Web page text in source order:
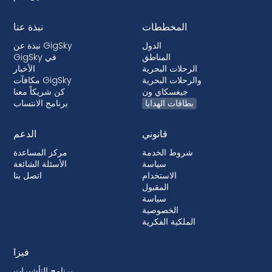
نبذة عنا
نبذة عن GigSky
GigSky في
الأخبار
مكافآت GigSky
كن شريكاً معنا
برنامج الانتساب
المخططات
الدول
المناطق
الرحلات البحرية
والرحلات البحرية
جيغسكاي ون
بطاقات الهدايا
الدعم
مركز المساعدة
الأسئلة الشائعة
اتصل بنا
قانوني
شروط الخدمة
سياسة
الاستخدام
المقبول
سياسة
الخصوصية
الملكية الفكرية
فيزا